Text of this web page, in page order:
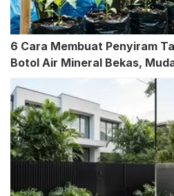
6 Cara Membuat Penyiram
Botol Air Mineral Bekas,